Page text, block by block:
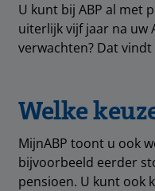
U kunt bij ABP al met
uiterlijk vijf jaar na uw
verwachten? Dat vindt
Welke
MijnABP toont u ook
bijvoorbeeld eerder
pensioen. U kunt ook